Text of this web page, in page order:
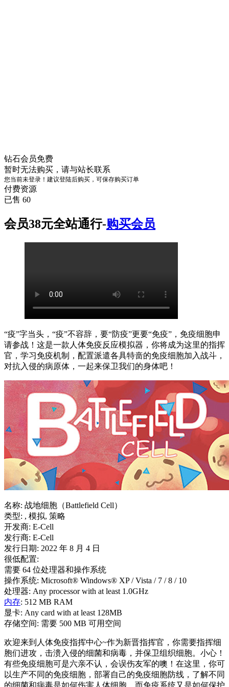
钻石会员免费
暂时无法购买，请与站长联系
您当前未登录！建议登陆后购买，可保存购买订单
付费资源
已售 60
会员38元全站通行-购买会员
“疫”字当头，“疫”不容辞，要“防疫”更要“免疫”，免疫细胞申
请参战！这是一款人体免疫反应模拟器，你将成为这里的指挥
官，学习免疫机制，配置派遣各具特啬的免疫细胞加入战斗，
对抗入侵的病原体，一起来保卫我们的身体吧！
名称: 战地细胞（Battlefield Cell）
类型: , 模拟, 策略
开发商: E-Cell
发行商: E-Cell
发行日期: 2022 年 8 月 4 日
很低配置:
需要 64 位处理器和操作系统
操作系统: Microsoft® Windows® XP / Vista / 7 / 8 / 10
处理器: Any processor with at least 1.0GHz
内存: 512 MB RAM
显卡: Any card with at least 128MB
存储空间: 需要 500 MB 可用空间
欢迎来到人体免疫指挥中心~作为新晋指挥官，你需要指挥细
胞们进攻，击溃入侵的细菌和病毒，并保卫组织细胞。小心！
有些免疫细胞可是六亲不认，会误伤友军的噢！在这里，你可
以生产不同的免疫细胞，部署自己的免疫细胞防线，了解不同
的细菌和病毒是如何伤害人体细胞，而免疫系统又是如何保护